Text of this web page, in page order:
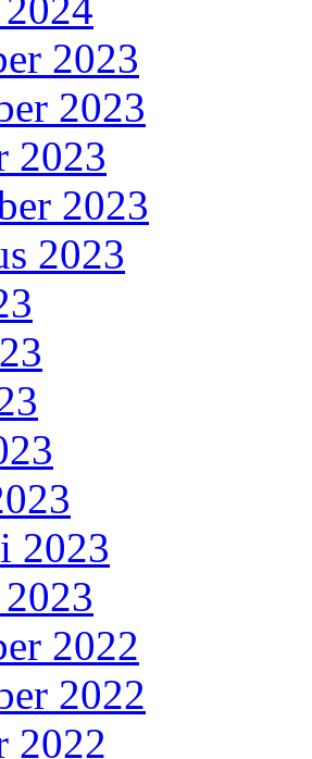
2023
2023
2023
2023
2023
2023
2022
2022
2022